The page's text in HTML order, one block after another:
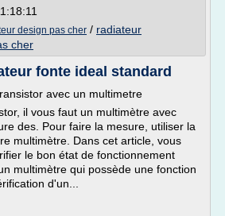
design pas cher / radiateur
cher
fonte ideal standard
avec un multimetre
il vous faut un multimètre avec
des. Pour faire la mesure, utiliser la
multimètre. Dans cet article, vous
le bon état de fonctionnement
multimètre qui possède une fonction
d'un...